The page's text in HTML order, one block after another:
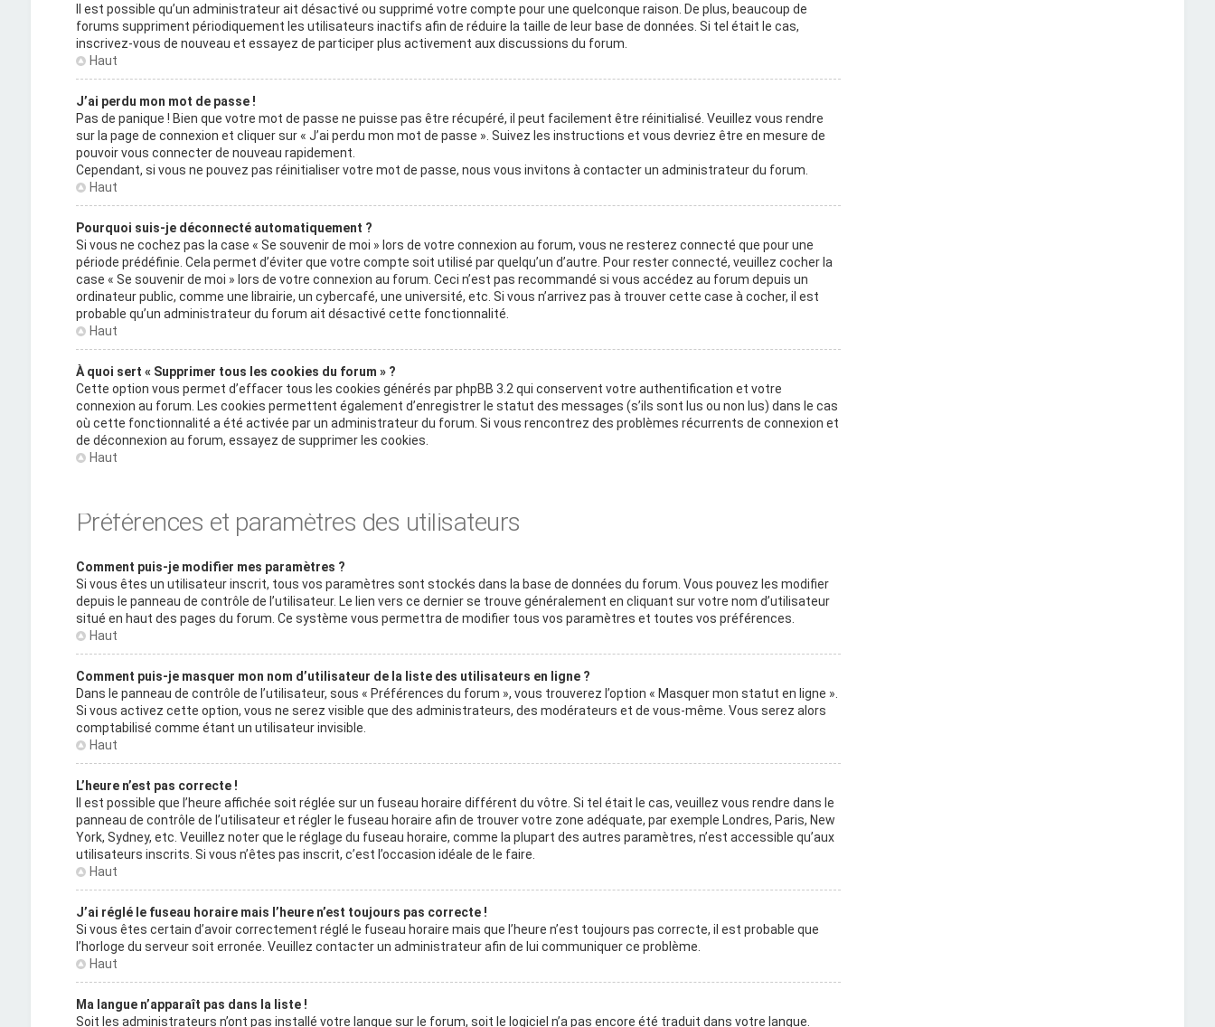
Il est possible qu’un administrateur ait désactivé ou supprimé votre compte pour une quelconque raison. De plus, beaucoup de
forums suppriment périodiquement les utilisateurs inactifs afin de réduire la taille de leur base de données. Si tel était le cas,
inscrivez-vous de nouveau et essayez de participer plus activement aux discussions du forum.
Haut
J’ai perdu mon mot de passe !
Pas de panique ! Bien que votre mot de passe ne puisse pas être récupéré, il peut facilement être réinitialisé. Veuillez vous rendre
sur la page de connexion et cliquer sur « J’ai perdu mon mot de passe ». Suivez les instructions et vous devriez être en mesure de
pouvoir vous connecter de nouveau rapidement.
Cependant, si vous ne pouvez pas réinitialiser votre mot de passe, nous vous invitons à contacter un administrateur du forum.
Haut
Pourquoi suis-je déconnecté automatiquement ?
Si vous ne cochez pas la case « Se souvenir de moi » lors de votre connexion au forum, vous ne resterez connecté que pour une
période prédéfinie. Cela permet d’éviter que votre compte soit utilisé par quelqu’un d’autre. Pour rester connecté, veuillez cocher la
case « Se souvenir de moi » lors de votre connexion au forum. Ceci n’est pas recommandé si vous accédez au forum depuis un
ordinateur public, comme une librairie, un cybercafé, une université, etc. Si vous n’arrivez pas à trouver cette case à cocher, il est
probable qu’un administrateur du forum ait désactivé cette fonctionnalité.
Haut
À quoi sert « Supprimer tous les cookies du forum » ?
Cette option vous permet d’effacer tous les cookies générés par phpBB 3.2 qui conservent votre authentification et votre
connexion au forum. Les cookies permettent également d’enregistrer le statut des messages (s’ils sont lus ou non lus) dans le cas
où cette fonctionnalité a été activée par un administrateur du forum. Si vous rencontrez des problèmes récurrents de connexion et
de déconnexion au forum, essayez de supprimer les cookies.
Haut
Préférences et paramètres des utilisateurs
Comment puis-je modifier mes paramètres ?
Si vous êtes un utilisateur inscrit, tous vos paramètres sont stockés dans la base de données du forum. Vous pouvez les modifier
depuis le panneau de contrôle de l’utilisateur. Le lien vers ce dernier se trouve généralement en cliquant sur votre nom d’utilisateur
situé en haut des pages du forum. Ce système vous permettra de modifier tous vos paramètres et toutes vos préférences.
Haut
Comment puis-je masquer mon nom d’utilisateur de la liste des utilisateurs en ligne ?
Dans le panneau de contrôle de l’utilisateur, sous « Préférences du forum », vous trouverez l’option « Masquer mon statut en ligne ».
Si vous activez cette option, vous ne serez visible que des administrateurs, des modérateurs et de vous-même. Vous serez alors
comptabilisé comme étant un utilisateur invisible.
Haut
L’heure n’est pas correcte !
Il est possible que l’heure affichée soit réglée sur un fuseau horaire différent du vôtre. Si tel était le cas, veuillez vous rendre dans le
panneau de contrôle de l’utilisateur et régler le fuseau horaire afin de trouver votre zone adéquate, par exemple Londres, Paris, New
York, Sydney, etc. Veuillez noter que le réglage du fuseau horaire, comme la plupart des autres paramètres, n’est accessible qu’aux
utilisateurs inscrits. Si vous n’êtes pas inscrit, c’est l’occasion idéale de le faire.
Haut
J’ai réglé le fuseau horaire mais l’heure n’est toujours pas correcte !
Si vous êtes certain d’avoir correctement réglé le fuseau horaire mais que l’heure n’est toujours pas correcte, il est probable que
l’horloge du serveur soit erronée. Veuillez contacter un administrateur afin de lui communiquer ce problème.
Haut
Ma langue n’apparaît pas dans la liste !
Soit les administrateurs n’ont pas installé votre langue sur le forum, soit le logiciel n’a pas encore été traduit dans votre langue.